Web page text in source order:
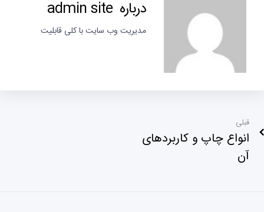
درباره admin site
مدیریت وب سایت با کلی قابلیت
قبلی
انواع چاپ و کاربردهای
آن